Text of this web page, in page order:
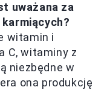
uważana za
karmiących?
witamin i
C, witaminy z
niezbędne w
ona produkcję